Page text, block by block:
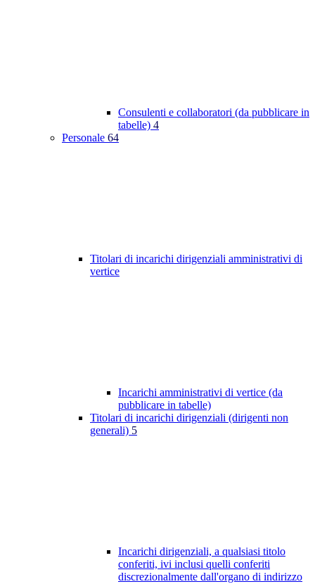
Consulenti e collaboratori (da pubblicare in
tabelle) 4
Personale 64
Titolari di incarichi dirigenziali amministrativi di
vertice
Incarichi amministrativi di vertice (da
pubblicare in tabelle)
Titolari di incarichi dirigenziali (dirigenti non
generali) 5
Incarichi dirigenziali, a qualsiasi titolo
conferiti, ivi inclusi quelli conferiti
discrezionalmente dall'organo di indirizzo